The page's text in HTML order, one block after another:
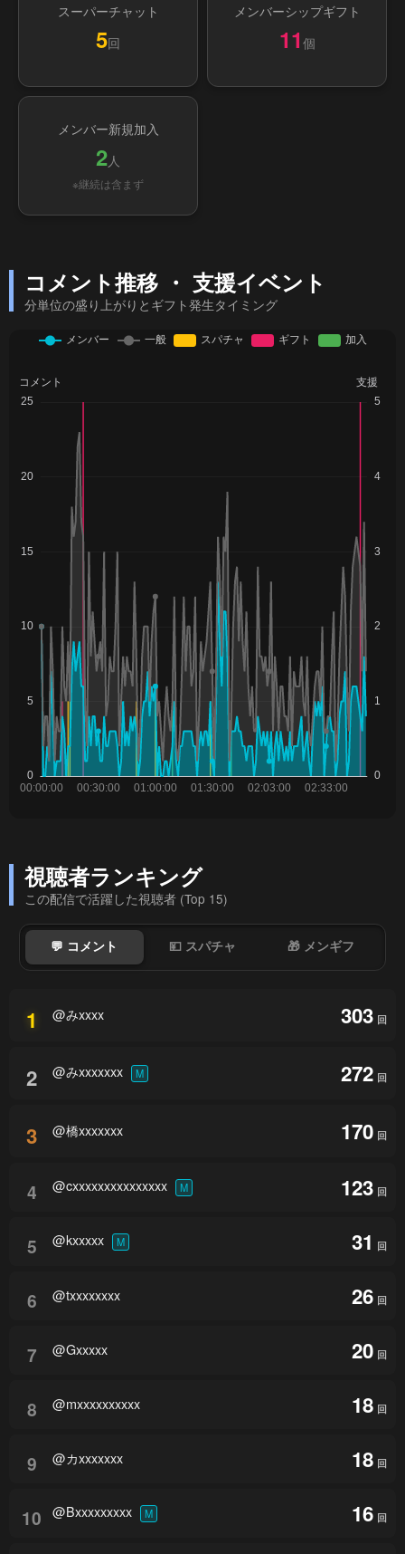
スーパーチャット
5回
メンバーシップギフト
11 個
メンバー新規加入
2人
※継続は含まず
コメント推移 ・ 支援イベント
分単位の盛り上がりとギフト発生タイミング
視聴者ランキング
この配信で活躍した視聴者 (Top 15)
💬 コメント 💴 スパチャ 🎁 メンギフ
1 @みxxxx 303 回
2 @みxxxxxxx M 272 回
3 @橋xxxxxxx 170 回
4 @cxxxxxxxxxxxxxxx M 123 回
5 @kxxxxx M 31 回
6 @txxxxxxxx 26 回
7 @Gxxxxx 20 回
8 @mxxxxxxxxxx 18 回
9 @カxxxxxxx 18 回
10 @Bxxxxxxxxx M 16 回